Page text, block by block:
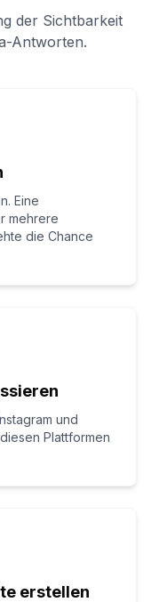
der Sichtbarkeit
Antworten.
Eine
mehrere
die Chance
und
Plattformen
erstellen